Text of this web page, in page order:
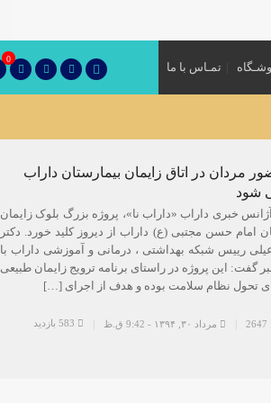
تمـاس با ما
0
مردان در اتاق زایمان بیمارستان داراب
شود
خبری داراب «داراب نا»، پروژه بزرگ بلوک زایمان
امام حسن مجتبی (ع) داراب از دیروز کلید خورد. دکتر
رییس شبکه بهداشتی ، درمانی و آموزشی داراب با
گفت: این پروژه در راستای برنامه ترویج زایمان طبیعی
های تحول نظام سلامت بوده و هدف از اجرای […]
مرداد ۳۰, ۱۳۹۴ - 9:42 ق.ظ